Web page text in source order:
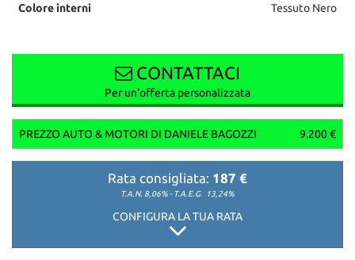
Colore interni Tessuto Nero
CONTATTACI
Per un'offerta personalizzata
PREZZO AUTO & MOTORI DI DANIELE BAGOZZI 9.200 €
Rata consigliata: 187 €
T.A.N. 8,06% - T.A.E.G. 13,24%
CONFIGURA LA TUA RATA